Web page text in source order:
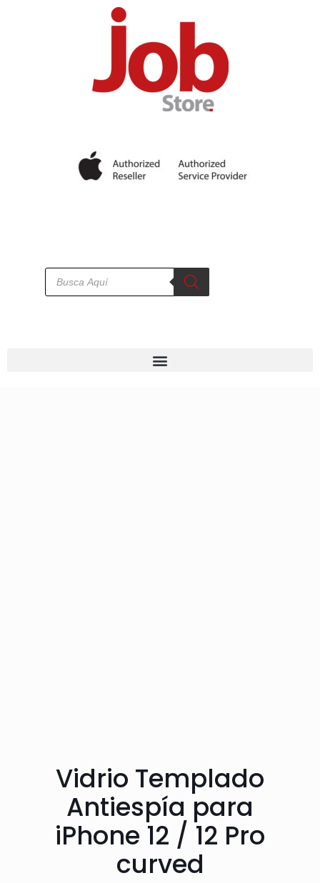
Vidrio Templado
Antiespía para
iPhone 12 / 12 Pro
curved